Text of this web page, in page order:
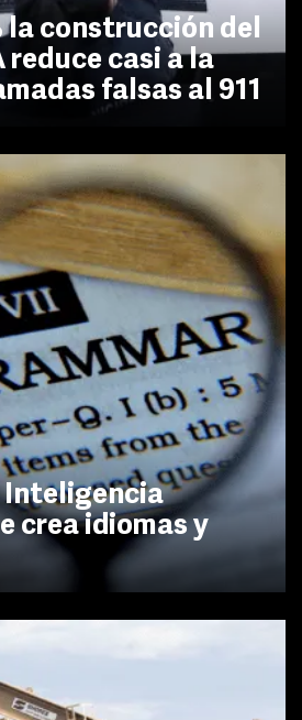
la construcción del
reduce casi a la
falsas al 911
Inteligencia
crea idiomas y